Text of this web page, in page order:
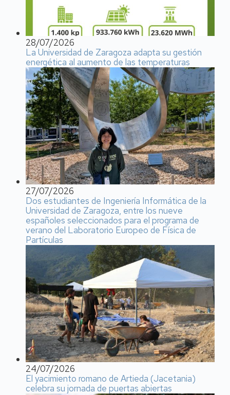
28/07/2026
La Universidad de Zaragoza adapta su gestión
energética al aumento de las temperaturas
27/07/2026
Dos estudiantes de Ingeniería Informática de la
Universidad de Zaragoza, entre los nueve
españoles seleccionados para el programa de
verano del Laboratorio Europeo de Física de
Partículas
24/07/2026
El yacimiento romano de Artieda (Jacetania)
celebra su jornada de puertas abiertas